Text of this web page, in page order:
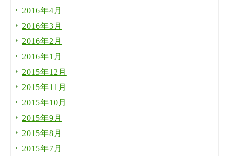
2016年4月
2016年3月
2016年2月
2016年1月
2015年12月
2015年11月
2015年10月
2015年9月
2015年8月
2015年7月